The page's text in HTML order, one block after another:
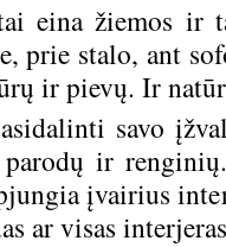
eina žiemos ir
prie stalo, ant
ir pievų. Ir
savo
ir
įvairius
ar visas